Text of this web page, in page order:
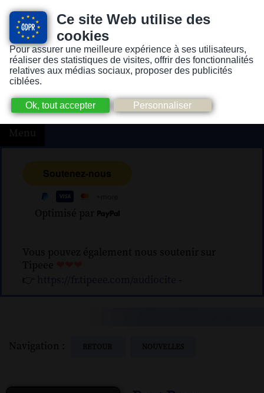
Ce site Web utilise des
cookies
Pour assurer une meilleure expérience à ses utilisateurs,
réaliser des statistiques de visites, offrir des fonctionnalités
relatives aux médias sociaux, proposer des publicités
ciblées.
Version pour personnes mal-voyantes ou non-voyantes
Menu
Optimisé par
Vous pouvez également nous soutenir sur
Tipeee
👉
-
Navigation :